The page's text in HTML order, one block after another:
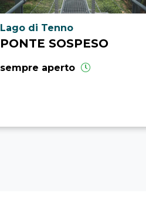
Località punto di interesse
Lago di Tenno
PONTE SOSPESO
sempre aperto